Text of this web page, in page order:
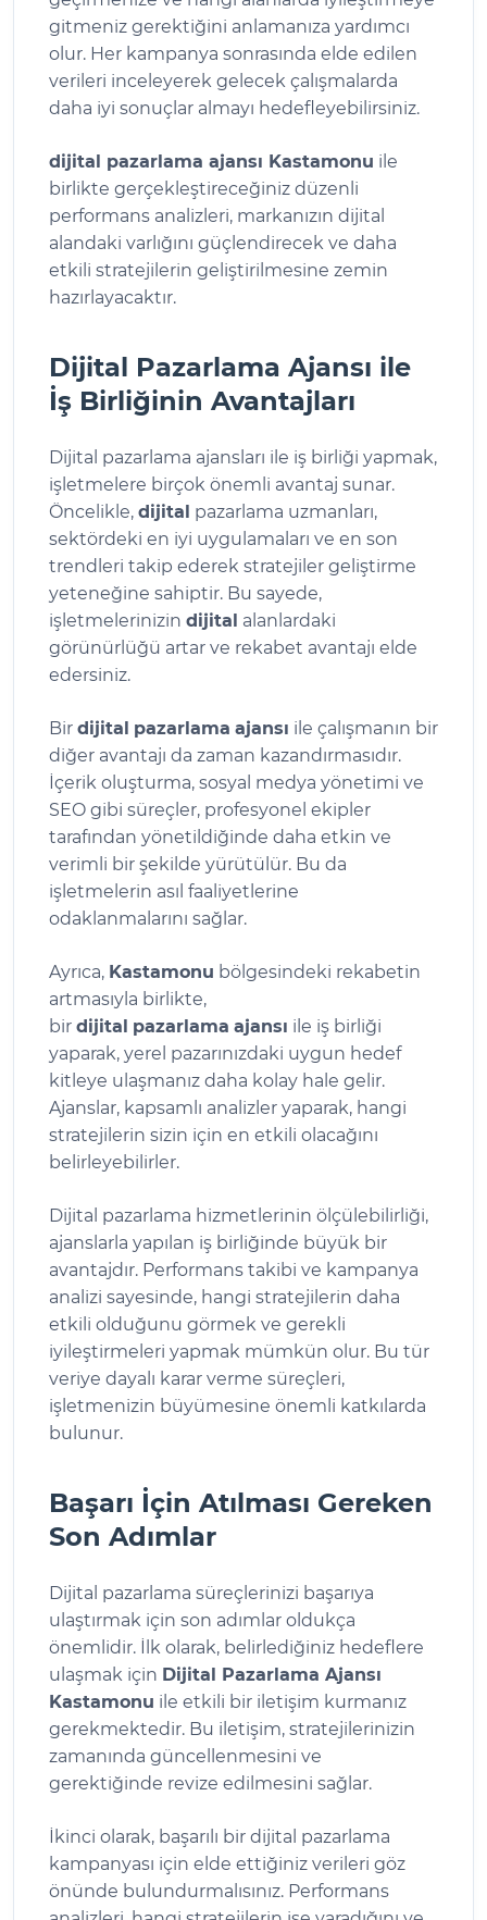
gitmeniz gerektiğini anlamanıza yardımcı
olur. Her kampanya sonrasında elde edilen
verileri inceleyerek gelecek çalışmalarda
daha iyi sonuçlar almayı hedefleyebilirsiniz.
dijital pazarlama ajansı Kastamonu ile
birlikte gerçekleştireceğiniz düzenli
performans analizleri, markanızın dijital
alandaki varlığını güçlendirecek ve daha
etkili stratejilerin geliştirilmesine zemin
hazırlayacaktır.
Dijital Pazarlama Ajansı ile
İş Birliğinin Avantajları
Dijital pazarlama ajansları ile iş birliği yapmak,
işletmelere birçok önemli avantaj sunar.
Öncelikle, dijital pazarlama uzmanları,
sektördeki en iyi uygulamaları ve en son
trendleri takip ederek stratejiler geliştirme
yeteneğine sahiptir. Bu sayede,
işletmelerinizin dijital alanlardaki
görünürlüğü artar ve rekabet avantajı elde
edersiniz.
Bir dijital pazarlama ajansı ile çalışmanın bir
diğer avantajı da zaman kazandırmasıdır.
İçerik oluşturma, sosyal medya yönetimi ve
SEO gibi süreçler, profesyonel ekipler
tarafından yönetildiğinde daha etkin ve
verimli bir şekilde yürütülür. Bu da
işletmelerin asıl faaliyetlerine
odaklanmalarını sağlar.
Ayrıca, Kastamonu bölgesindeki rekabetin
artmasıyla birlikte,
bir dijital pazarlama ajansı ile iş birliği
yaparak, yerel pazarınızdaki uygun hedef
kitleye ulaşmanız daha kolay hale gelir.
Ajanslar, kapsamlı analizler yaparak, hangi
stratejilerin sizin için en etkili olacağını
belirleyebilirler.
Dijital pazarlama hizmetlerinin ölçülebilirliği,
ajanslarla yapılan iş birliğinde büyük bir
avantajdır. Performans takibi ve kampanya
analizi sayesinde, hangi stratejilerin daha
etkili olduğunu görmek ve gerekli
iyileştirmeleri yapmak mümkün olur. Bu tür
veriye dayalı karar verme süreçleri,
işletmenizin büyümesine önemli katkılarda
bulunur.
Başarı İçin Atılması Gereken
Son Adımlar
Dijital pazarlama süreçlerinizi başarıya
ulaştırmak için son adımlar oldukça
önemlidir. İlk olarak, belirlediğiniz hedeflere
ulaşmak için Dijital Pazarlama Ajansı
Kastamonu ile etkili bir iletişim kurmanız
gerekmektedir. Bu iletişim, stratejilerinizin
zamanında güncellenmesini ve
gerektiğinde revize edilmesini sağlar.
İkinci olarak, başarılı bir dijital pazarlama
kampanyası için elde ettiğiniz verileri göz
önünde bulundurmalısınız. Performans